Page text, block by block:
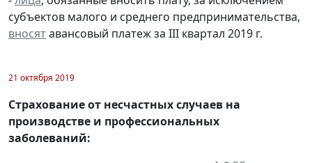
субъектов малого и среднего предпринимательства,
вносятавансовый платеж за III квартал 2019 г.
21 октября 2019
Страхование от несчастных случаев на
производстве и профессиональных
заболеваний: